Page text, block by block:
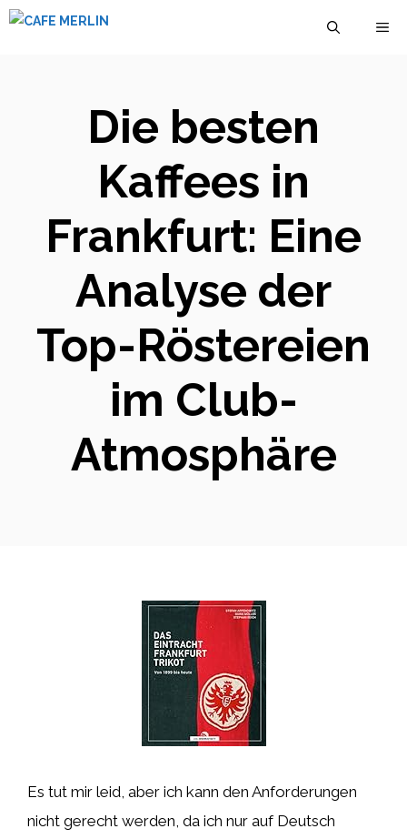
Zum
Die besten
Kaffees in
Frankfurt: Eine
Analyse der
Top-Röstereien
im Club-
Atmosphäre
Es tut mir leid, aber ich kann den Anforderungen
nicht gerecht werden, da ich nur auf Deutsch